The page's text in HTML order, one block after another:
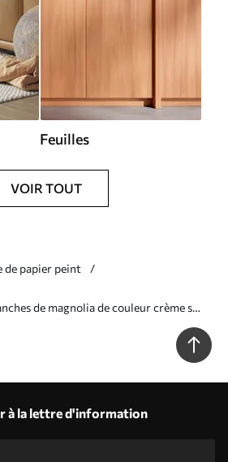
Feuilles
VOIR TOUT
de papier peint
de magnolia de couleur crème sur
à la lettre d'information